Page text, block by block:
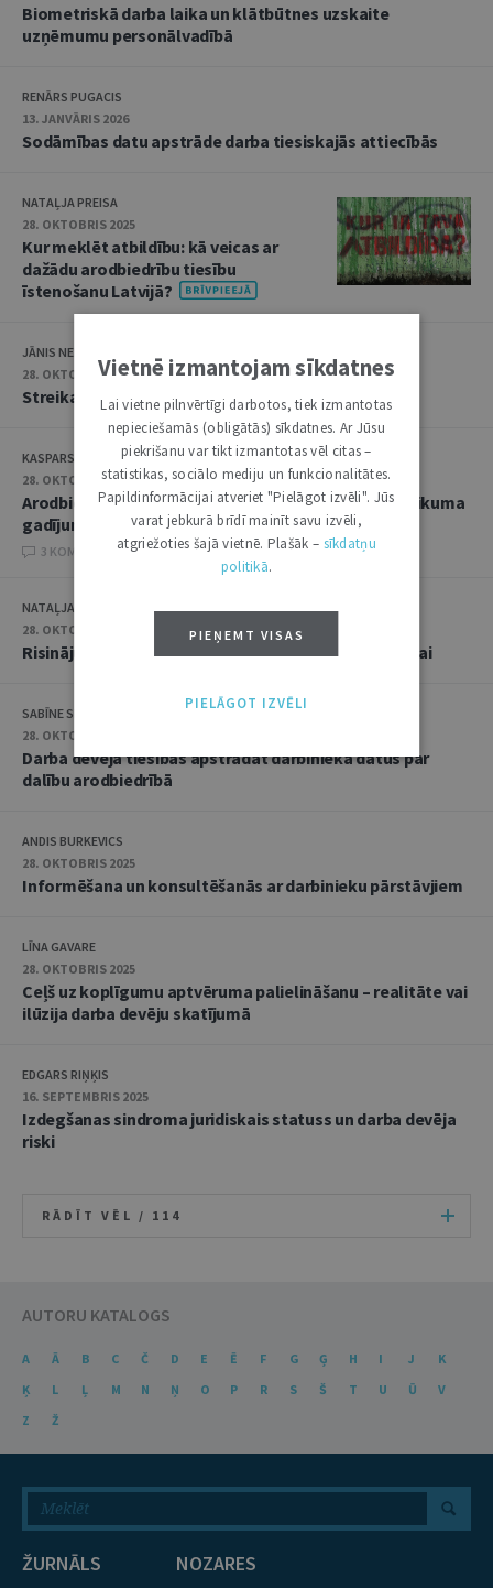
Biometriskā darba laika un klātbūtnes uzskaite
uzņēmumu personālvadībā
RENĀRS PUGACIS
13. JANVĀRIS 2026
Sodāmības datu apstrāde darba tiesiskajās attiecībās
NATAĻJA PREISA
28. OKTOBRIS 2025
Kur meklēt atbildību: kā veicas ar
dažādu arodbiedrību tiesību
īstenošanu Latvijā?
JĀNIS NEIMANIS
28. OKTOBRIS 2025
Streika tiesību īstenošanas problēmas Latvijā
KASPARS RĀCENĀJS
28. OKTOBRIS 2025
Arodbiedrības biedra aizsardzība darba līguma uzteikuma
gadījumā
3 KOMENTĀRI
NATAĻJA PREISA
28. OKTOBRIS 2025
Risinājumi efektīvai arodbiedrības biedru aizsardzībai
SABĪNE SIMSONE
28. OKTOBRIS 2025
Darba devēja tiesības apstrādāt darbinieka datus par
dalību arodbiedrībā
ANDIS BURKEVICS
28. OKTOBRIS 2025
Informēšana un konsultēšanās ar darbinieku pārstāvjiem
LĪNA GAVARE
28. OKTOBRIS 2025
Ceļš uz koplīgumu aptvēruma palielināšanu – realitāte vai
ilūzija darba devēju skatījumā
EDGARS RIŅĶIS
16. SEPTEMBRIS 2025
Izdegšanas sindroma juridiskais statuss un darba devēja
riski
RĀDĪT VĒL / 114
AUTORU KATALOGS
A Ā B C Č D E Ē F G Ģ H I J
K
Ķ
L Ļ M N Ņ O P R S Š T U Ū
V
Z
Ž
ŽURNĀLS
NOZARES
Vietnē izmantojam sīkdatnes
Lai vietne pilnvērtīgi darbotos, tiek izmantotas
nepieciešamās (obligātās) sīkdatnes. Ar Jūsu
piekrišanu var tikt izmantotas vēl citas –
statistikas, sociālo mediju un funkcionalitātes.
Papildinformācijai atveriet "Pielāgot izvēli". Jūs
varat jebkurā brīdī mainīt savu izvēli,
atgriežoties šajā vietnē. Plašāk – sīkdatņu
politikā.
PIEŅEMT VISAS
PIELĀGOT IZVĒLI